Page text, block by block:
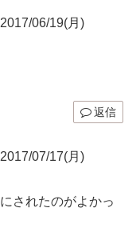
06/19(月)
返信
07/17(月)
されたのがよかっ